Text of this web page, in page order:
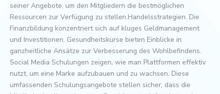
seiner Angebote, um den Mitgliedern die bestmöglichen
Ressourcen zur Verfügung zu stellen.Handelsstrategien. Die
Finanzbildung konzentriert sich auf kluges Geldmanagement
und Investitionen. Gesundheitskurse bieten Einblicke in
ganzheitliche Ansätze zur Verbesserung des Wohlbefindens.
Social Media Schulungen zeigen, wie man Plattformen effektiv
nutzt, um eine Marke aufzubauen und zu wachsen. Diese
umfassenden Schulungsangebote stellen sicher, dass die